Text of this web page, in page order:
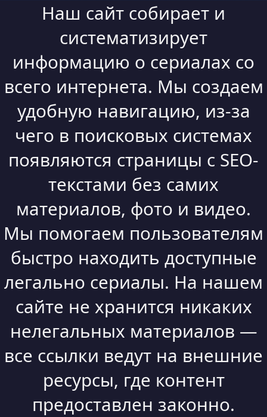
Наш сайт собирает и
систематизирует
информацию о сериалах со
всего интернета. Мы создаем
удобную навигацию, из-за
чего в поисковых системах
появляются страницы с SEO-
текстами без самих
материалов, фото и видео.
Мы помогаем пользователям
быстро находить доступные
легально сериалы. На нашем
сайте не хранится никаких
нелегальных материалов —
все ссылки ведут на внешние
ресурсы, где контент
предоставлен законно.